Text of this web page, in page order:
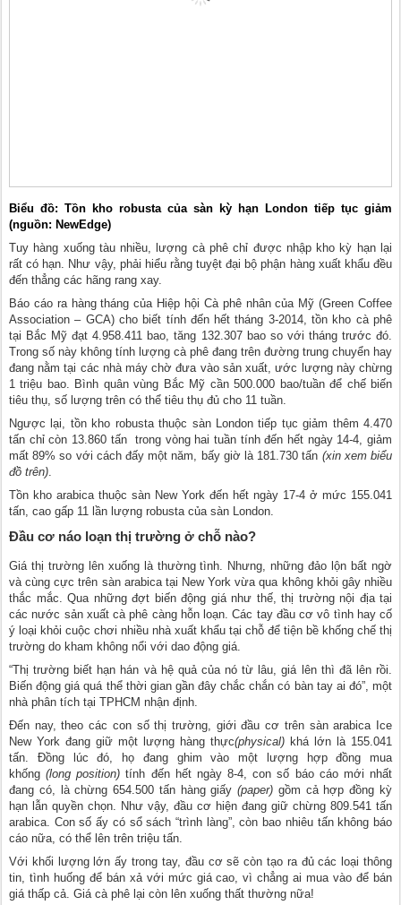
Biểu đồ: Tồn kho robusta của sàn kỳ hạn London tiếp tục giảm
(nguồn: NewEdge)
Tuy hàng xuống tàu nhiều, lượng cà phê chỉ được nhập kho kỳ hạn lại
rất có hạn. Như vậy, phải hiểu rằng tuyệt đại bộ phận hàng xuất khẩu đều
đến thẳng các hãng rang xay.
Báo cáo ra hàng tháng của Hiệp hội Cà phê nhân của Mỹ (Green Coffee
Association – GCA) cho biết tính đến hết tháng 3-2014, tồn kho cà phê
tại Bắc Mỹ đạt 4.958.411 bao, tăng 132.307 bao so với tháng trước đó.
Trong số này không tính lượng cà phê đang trên đường trung chuyển hay
đang nằm tại các nhà máy chờ đưa vào sản xuất, ước lượng này chừng
1 triệu bao. Bình quân vùng Bắc Mỹ cần 500.000 bao/tuần để chế biến
tiêu thụ, số lượng trên có thể tiêu thụ đủ cho 11 tuần.
Ngược lại, tồn kho robusta thuộc sàn London tiếp tục giảm thêm 4.470
tấn chỉ còn 13.860 tấn trong vòng hai tuần tính đến hết ngày 14-4, giảm
mất 89% so với cách đấy một năm, bấy giờ là 181.730 tấn (xin xem biểu
đồ trên)
Tồn kho arabica thuộc sàn New York đến hết ngày 17-4 ở mức 155.041
tấn, cao gấp 11 lần lượng robusta của sàn London.
Đầu cơ náo loạn thị trường ở chỗ nào?
Giá thị trường lên xuống là thường tình. Nhưng, những đảo lộn bất ngờ
và cùng cực trên sàn arabica tại New York vừa qua không khỏi gây nhiều
thắc mắc. Qua những đợt biến động giá như thế, thị trường nội địa tại
các nước sản xuất cà phê càng hỗn loạn. Các tay đầu cơ vô tình hay cố
ý loại khỏi cuộc chơi nhiều nhà xuất khẩu tại chỗ để tiện bề khống chế thị
trường do kham không nổi với dao động giá.
“Thị trường biết hạn hán và hệ quả của nó từ lâu, giá lên thì đã lên rồi.
Biến động giá quá thể thời gian gần đây chắc chắn có bàn tay ai đó”, một
nhà phân tích tại TPHCM nhận định.
Đến nay, theo các con số thị trường, giới đầu cơ trên sàn arabica Ice
New York đang giữ một lượng hàng thực(physical) khá lớn là 155.041
tấn. Đồng lúc đó, họ đang ghim vào một lượng hợp đồng mua
khống(long position) tính đến hết ngày 8-4, con số báo cáo mới nhất
đang có, là chừng 654.500 tấn hàng giấy(paper) gồm cả hợp đồng kỳ
hạn lẫn quyền chọn. Như vậy, đầu cơ hiện đang giữ chừng 809.541 tấn
arabica. Con số ấy có sổ sách “trình làng”, còn bao nhiêu tấn không báo
cáo nữa, có thể lên trên triệu tấn.
Với khối lượng lớn ấy trong tay, đầu cơ sẽ còn tạo ra đủ các loại thông
tin, tình huống để bán xả với mức giá cao, vì chẳng ai mua vào để bán
giá thấp cả. Giá cà phê lại còn lên xuống thất thường nữa!